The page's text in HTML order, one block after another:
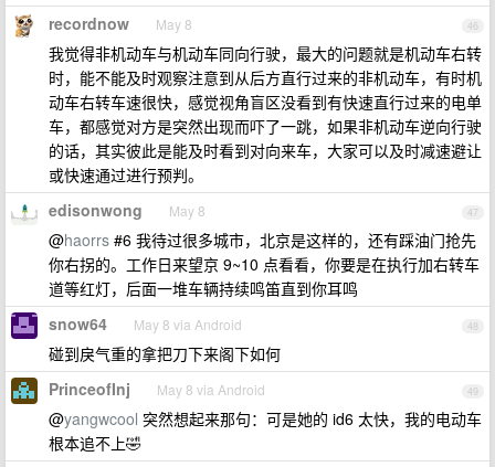
46
recordnow May 8
我觉得非机动车与机动车同向行驶，最大的问题就是机动车右转
时，能不能及时观察注意到从后方直行过来的非机动车，有时机
动车右转车速很快，感觉视角盲区没看到有快速直行过来的电单
车，都感觉对方是突然出现而吓了一跳，如果非机动车逆向行驶
的话，其实彼此是能及时看到对向来车，大家可以及时减速避让
或快速通过进行预判。
47
edisonwong May 8
@haorrs #6 我待过很多城市，北京是这样的，还有踩油门抢先
你右拐的。工作日来望京 9~10 点看看，你要是在执行加右转车
道等红灯，后面一堆车辆持续鸣笛直到你耳鸣
48
snow64 May 8 via Android
碰到戾气重的拿把刀下来阁下如何
49
PrinceofInj May 8 via Android
@yangwcool 突然想起来那句：可是她的 id6 太快，我的电动车
根本追不上🤣